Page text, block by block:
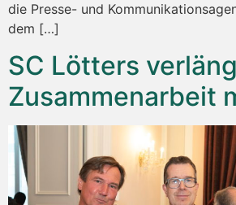
die Presse- und
dem […]
SC Lötters
Zusammenarbeit